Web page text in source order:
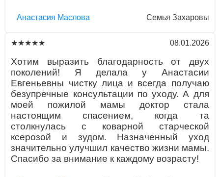
Aнaстaсия Маслова Семья Захаровы
★★★★★ 08.01.2026
Хотим выразить благодарность от двух
поколений! Я делала у Анастасии
Евгеньевны чистку лица и всегда получаю
безупречные консультации по уходу. А для
моей пожилой мамы доктор стала
настоящим спасением, когда та
столкнулась с коварной старческой
ксерозой и зудом. Назначенный уход
значительно улучшил качество жизни мамы.
Спасибо за внимание к каждому возрасту!